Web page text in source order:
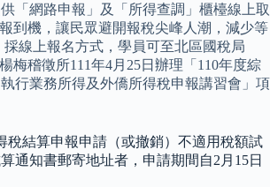
「網路申報」及「所得查調」櫃檯線上取
到機，讓民眾避開報稅尖峰人潮，減少等
線上報名方式，學員可至北區國稅局
楊梅稽徵所111年4月25日辦理「110年度綜
行業務所得及外僑所得稅申報講習會」項
稅結算申報申請（或撤銷）不適用稅額試
通知書郵寄地址者，申請期間自2月15日